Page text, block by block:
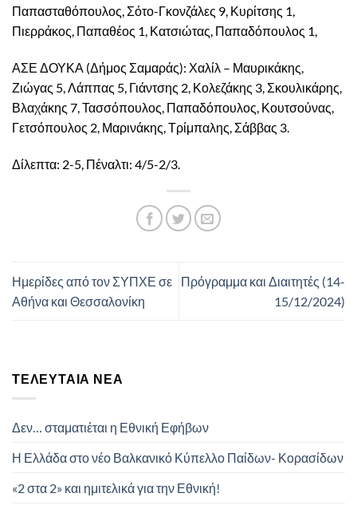
Παπασταθόπουλος, Σότο-Γκονζάλες 9, Κυρίτσης 1,
Πιερράκος, Παπαθέος 1, Κατσιώτας, Παπαδόπουλος 1,
ΑΣΕ ΔΟΥΚΑ (Δήμος Σαμαράς): Χαλίλ – Μαυρικάκης,
Ζιώγας 5, Λάππας 5, Γιάντσης 2, Κολεζάκης 3, Σκουλικάρης,
Βλαχάκης 7, Τασσόπουλος, Παπαδόπουλος, Κουτσούνας,
Γετσόπουλος 2, Μαρινάκης, Τρίμπαλης, Σάββας 3.
Δίλεπτα: 2-5, Πέναλτι: 4/5-2/3.
Ημερίδες από τον ΣΥΠΧΕ σε
Αθήνα και Θεσσαλονίκη
Πρόγραμμα και Διαιτητές (14-
15/12/2024)
ΤΕΛΕΥΤΑΊΑ ΝΈΑ
Δεν… σταματιέται η Εθνική Εφήβων
Η Ελλάδα στο νέο Βαλκανικό Κύπελλο Παίδων- Κορασίδων
«2 στα 2» και ημιτελικά για την Εθνική!